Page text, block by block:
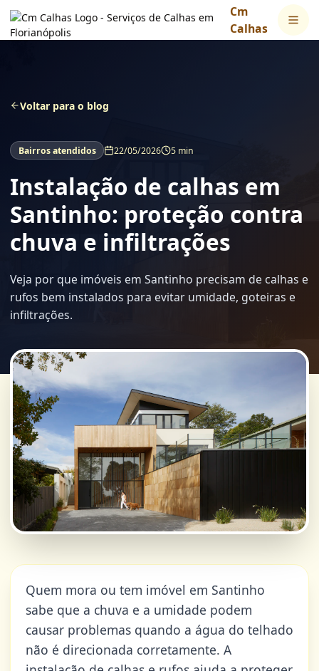
Cm
Calhas
Voltar para o blog
Bairros atendidos 22/05/2026 5 min
Instalação de calhas em
Santinho: proteção contra
chuva e infiltrações
Veja por que imóveis em Santinho precisam de calhas e
rufos bem instalados para evitar umidade, goteiras e
infiltrações.
Quem mora ou tem imóvel em Santinho
sabe que a chuva e a umidade podem
causar problemas quando a água do telhado
não é direcionada corretamente. A